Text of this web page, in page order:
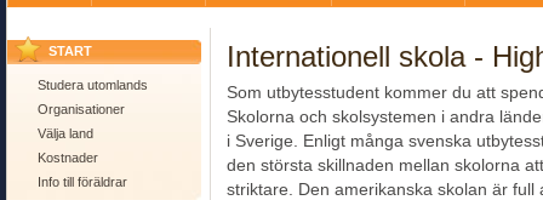
START
Studera utomlands
Organisationer
Välja land
Kostnader
Info till föräldrar
Internationell skola -
Som utbytesstudent kommer du att
Skolorna och skolsystemen i andra
i Sverige. Enligt många svenska
den största skillnaden mellan skolorna
striktare. Den amerikanska skolan är